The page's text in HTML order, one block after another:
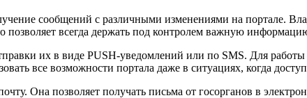
сообщений с различными изменениями на портале.
всегда держать под контролем важную
их в виде PUSH-уведомлений или по SMS. Для работы
все возможности портала даже в ситуациях, когда
Она позволяет получать письма от госорганов в